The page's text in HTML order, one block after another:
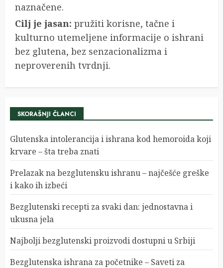
naznačene.
Cilj je jasan: pružiti korisne, tačne i
kulturno utemeljene informacije o ishrani
bez glutena, bez senzacionalizma i
neproverenih tvrdnji.
SKORAŠNJI ČLANCI
Glutenska intolerancija i ishrana kod hemoroida koji
krvare – šta treba znati
Prelazak na bezglutensku ishranu – najčešće greške
i kako ih izbeći
Bezglutenski recepti za svaki dan: jednostavna i
ukusna jela
Najbolji bezglutenski proizvodi dostupni u Srbiji
Bezglutenska ishrana za početnike – Saveti za